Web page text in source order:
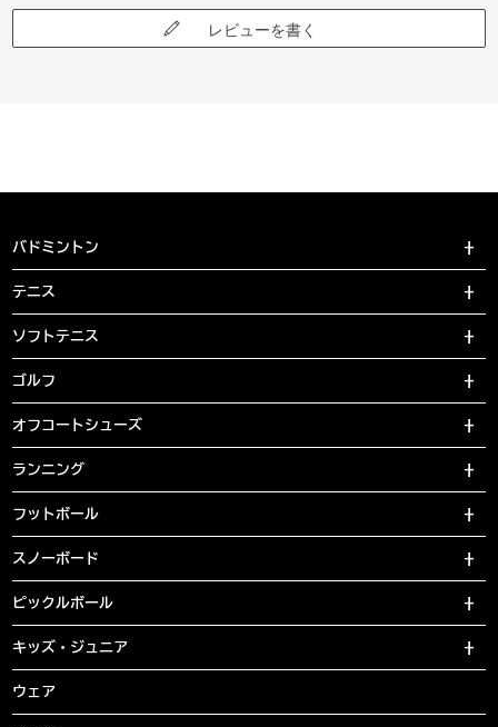
レビューを書く
バドミントン
テニス
ソフトテニス
ゴルフ
オフコートシューズ
ランニング
フットボール
スノーボード
ピックルボール
キッズ・ジュニア
ウェア